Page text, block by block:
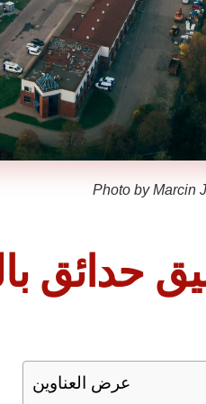
Photo byMarcin
حدائق
عرض العناوين